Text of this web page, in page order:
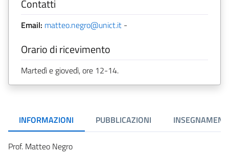
Contatti
Email: matteo.negro@unict.it -
Orario di ricevimento
Martedì e giovedì, ore 12-14.
INFORMAZIONI PUBBLICAZIONI INSEGNAMENTI
Prof. Matteo Negro